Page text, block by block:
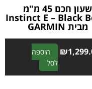
שעון חכם 45 מ"מ
Instinct E – Black
מבית GARMIN
₪
הוספה
לסל
A
l